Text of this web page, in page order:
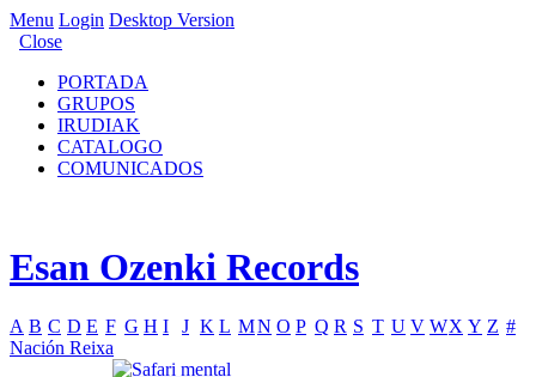
Menu Login Desktop Version
Close
PORTADA
GRUPOS
IRUDIAK
CATALOGO
COMUNICADOS
Esan Ozenki Records
A B C D E F G H I J K L MN O P Q R S T U V WX Y Z #
Nación Reixa